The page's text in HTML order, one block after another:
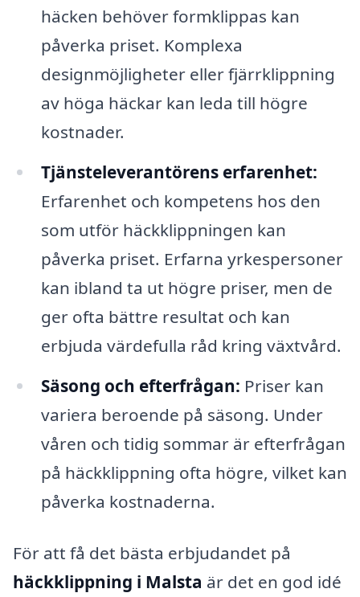
häcken behöver formklippas kan
påverka priset. Komplexa
designmöjligheter eller fjärrklippning
av höga häckar kan leda till högre
kostnader.
Tjänsteleverantörens erfarenhet:
Erfarenhet och kompetens hos den
som utför häckklippningen kan
påverka priset. Erfarna yrkespersoner
kan ibland ta ut högre priser, men de
ger ofta bättre resultat och kan
erbjuda värdefulla råd kring växtvård.
Säsong och efterfrågan: Priser kan
variera beroende på säsong. Under
våren och tidig sommar är efterfrågan
på häckklippning ofta högre, vilket kan
påverka kostnaderna.
För att få det bästa erbjudandet på
häckklippning i Malsta är det en god idé